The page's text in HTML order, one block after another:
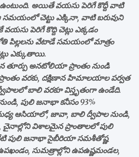
ఉంటుంది. అయితే వయసు పెరిగే కొద్దీ వాటి
ఆ సమయంలో చెట్టు ఎక్కినా, వాటి బరువుని
పెరిగే కొద్ది చెట్లు ఎక్కడం
పిల్లలను వేటాడే సమయంలో మాత్రం
ఎక్కుతాయి.
తూర్పు అనటోలియా ప్రాంతం నుండి
వరకు, దక్షిణాన హిమాలయాల పర్వత
బాలి వరకూ విస్తృతంగా ఉండేది.
పులి జనాభా కనీసం 93%
ఆసియాలో, జావా, బాలి ద్వీపాల నుండి,
విశాలమైన ప్రాంతాలలో పులి
పులి జనాభా సైబీరియా సమశీతోష్ణ
సుమత్రాల్లోని ఉపఉష్ణమండల,